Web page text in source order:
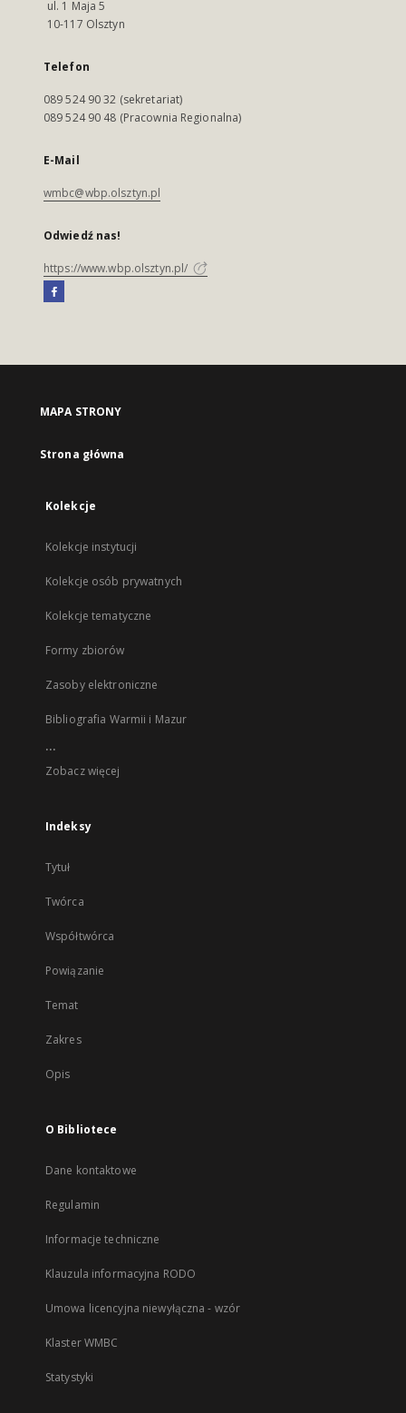
ul. 1 Maja 5
10-117 Olsztyn
Telefon
089 524 90 32 (sekretariat)
089 524 90 48 (Pracownia Regionalna)
E-Mail
wmbc@wbp.olsztyn.pl
Odwiedź nas!
https://www.wbp.olsztyn.pl/
MAPA STRONY
Strona główna
Kolekcje
Kolekcje instytucji
Kolekcje osób prywatnych
Kolekcje tematyczne
Formy zbiorów
Zasoby elektroniczne
Bibliografia Warmii i Mazur
...
Zobacz więcej
Indeksy
Tytuł
Twórca
Współtwórca
Powiązanie
Temat
Zakres
Opis
O Bibliotece
Dane kontaktowe
Regulamin
Informacje techniczne
Klauzula informacyjna RODO
Umowa licencyjna niewyłączna - wzór
Klaster WMBC
Statystyki